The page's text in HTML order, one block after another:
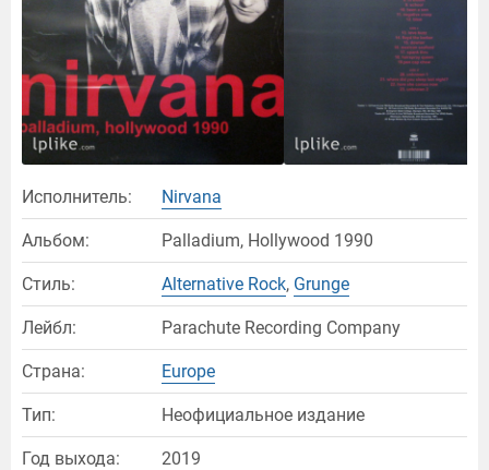
Исполнитель: Nirvana
Альбом: Palladium, Hollywood 1990
Стиль: Alternative Rock, Grunge
Лейбл: Parachute Recording Company
Страна: Europe
Тип: Неофициальное издание
Год выхода: 2019